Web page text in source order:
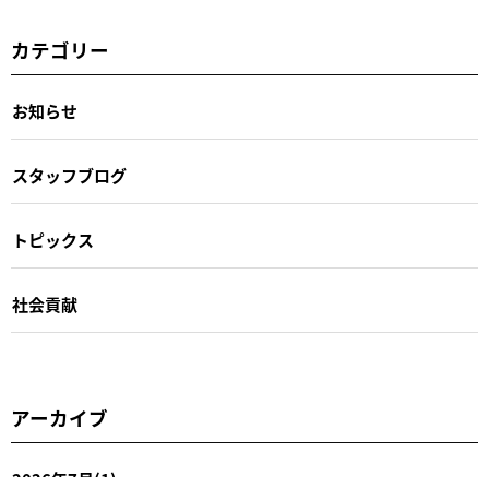
カテゴリー
お知らせ
スタッフブログ
トピックス
社会貢献
アーカイブ